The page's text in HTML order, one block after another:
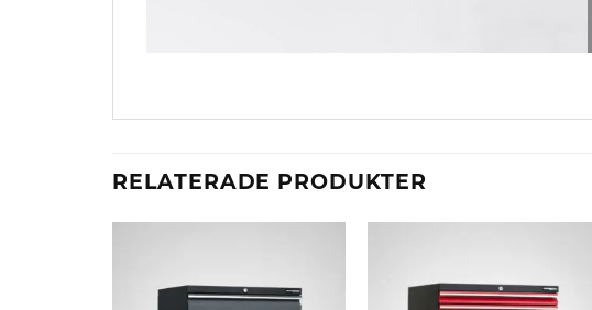
RELATERADE PRODUKTER